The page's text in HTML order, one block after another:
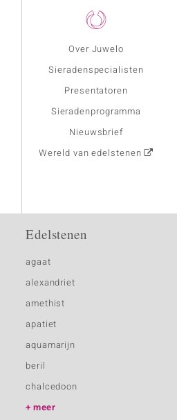
Over Juwelo
Sieradenspecialisten
Presentatoren
Sieradenprogramma
Nieuwsbrief
Wereld van edelstenen
Edelstenen
agaat
alexandriet
amethist
apatiet
aquamarijn
beril
chalcedoon
meer